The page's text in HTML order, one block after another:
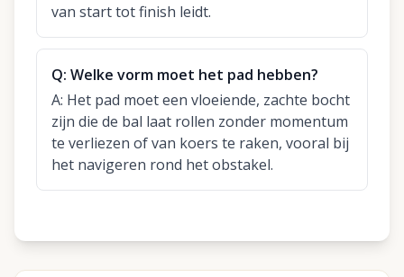
van start tot finish leidt.
Q: Welke vorm moet het pad hebben?
A: Het pad moet een vloeiende, zachte bocht
zijn die de bal laat rollen zonder momentum
te verliezen of van koers te raken, vooral bij
het navigeren rond het obstakel.